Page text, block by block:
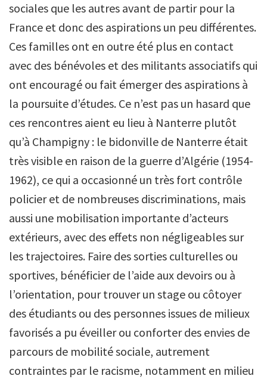
sociales que les autres avant de partir pour la
France et donc des aspirations un peu différentes.
Ces familles ont en outre été plus en contact
avec des bénévoles et des militants associatifs qui
ont encouragé ou fait émerger des aspirations à
la poursuite d’études. Ce n’est pas un hasard que
ces rencontres aient eu lieu à Nanterre plutôt
qu’à Champigny : le bidonville de Nanterre était
très visible en raison de la guerre d’Algérie (1954-
1962), ce qui a occasionné un très fort contrôle
policier et de nombreuses discriminations, mais
aussi une mobilisation importante d’acteurs
extérieurs, avec des effets non négligeables sur
les trajectoires. Faire des sorties culturelles ou
sportives, bénéficier de l’aide aux devoirs ou à
l’orientation, pour trouver un stage ou côtoyer
des étudiants ou des personnes issues de milieux
favorisés a pu éveiller ou conforter des envies de
parcours de mobilité sociale, autrement
contraintes par le racisme, notamment en milieu